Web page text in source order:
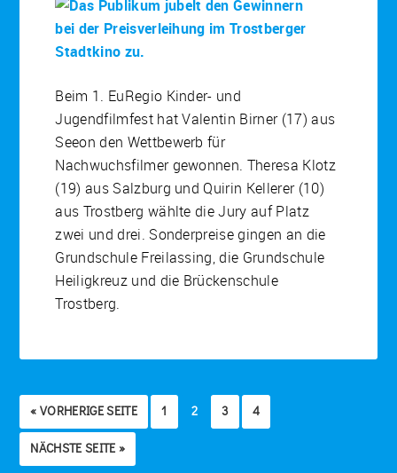
Beim 1. EuRegio Kinder- und
Jugendfilmfest hat Valentin Birner (17) aus
Seeon den Wettbewerb für
Nachwuchsfilmer gewonnen. Theresa Klotz
(19) aus Salzburg und Quirin Kellerer (10)
aus Trostberg wählte die Jury auf Platz
zwei und drei. Sonderpreise gingen an die
Grundschule Freilassing, die Grundschule
Heiligkreuz und die Brückenschule
Trostberg.
« VORHERIGE SEITE 1 2 3 4
NÄCHSTE SEITE »